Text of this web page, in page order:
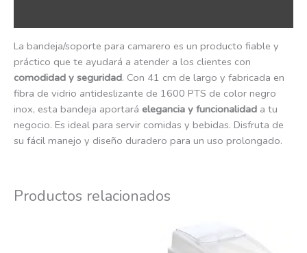
La bandeja/soporte para camarero es un producto fiable y
práctico que te ayudará a atender a los clientes con
comodidad y seguridad. Con 41 cm de largo y fabricada en
fibra de vidrio antideslizante de 1600 PTS de color negro
inox, esta bandeja aportará elegancia y funcionalidad a tu
negocio. Es ideal para servir comidas y bebidas. Disfruta de
su fácil manejo y diseño duradero para un uso prolongado.
Productos relacionados